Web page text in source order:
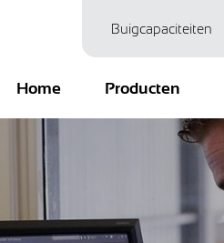
Buigcapaciteiten
Home Producten